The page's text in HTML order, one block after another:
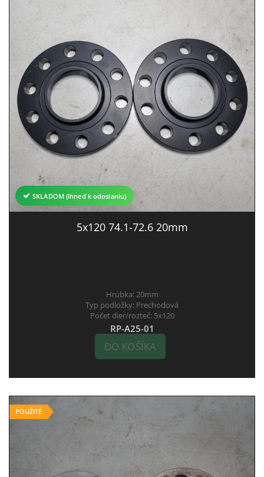
SKLADOM (Ihneď k odoslaniu)
5x120 74.1-72.6 20mm
Hrúbka:20mm
Typ podložky: Prechodová
Počet dier/rozteč: 5x120
RP-A25-01
DO KOŠÍKA
POUŽITÉ